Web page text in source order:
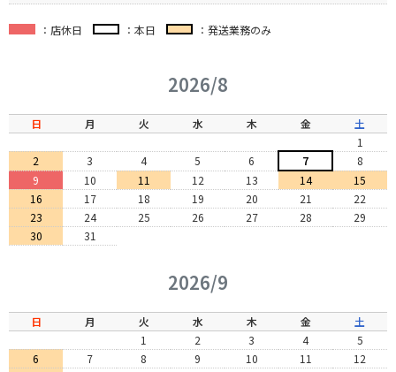
：店休日 ：本日 ：発送業務のみ
2026/8
日 月 火 水 木 金
土
1
2
3 4 5 6 7
8
9
10 11 12 13 14
15
16
17 18 19 20 21
22
23
24 25 26 27 28
29
30
31
2026/9
日 月 火 水 木 金
土
1
2 3 4
5
6
7 8 9 10 11
12